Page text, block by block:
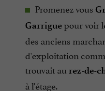
Promenez vous
Garriguepour voir
des anciens
d'exploitation
trouvait au rez-de-
à l'étage.